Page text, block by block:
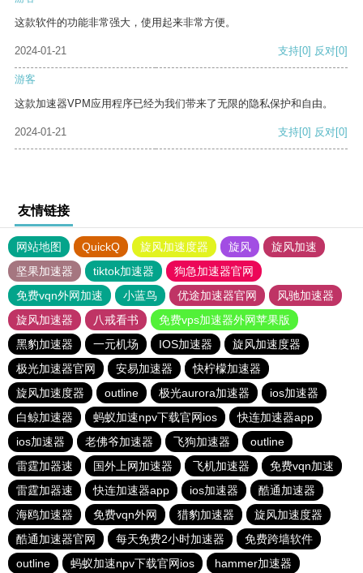
这款软件的功能非常强大，使用起来非常方便。
2024-01-21 支持[0] 反对[0]
游客
这款加速器VPM应用程序已经为我们带来了无限的隐私保护和自由。
2024-01-21 支持[0] 反对[0]
友情链接
网站地图 QuickQ 旋风加速度器 旋风
旋风加速
坚果加速器
tiktok加速器
狗急加速器官网
免费vqn外网加速
小蓝鸟 优途加速器官网
风驰加速器
旋风加速器
八戒看书
免费vps加速器外网苹果版
黑豹加速器
一元机场 IOS加速器
旋风加速度器
极光加速器官网
安易加速器
快柠檬加速器
旋风加速度器
outline 极光aurora加速器
ios加速器
白鲸加速器
蚂蚁加速npv下载官网ios
快连加速器app
ios加速器
老佛爷加速器 飞狗加速器
outline
雷霆加器速
国外上网加速器 飞机加速器
免费vqn加速
雷霆加器速
快连加速器app ios加速器
酷通加速器
海鸥加速器
免费vqn外网 猎豹加速器
旋风加速度器
酷通加速器官网
每天免费2小时加速器
免费跨墙软件
outline
蚂蚁加速npv下载官网ios hammer加速器